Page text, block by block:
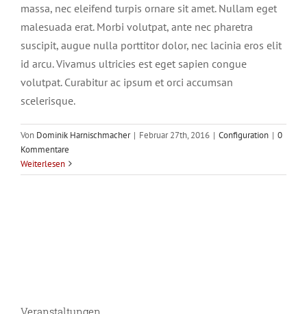
massa, nec eleifend turpis ornare sit amet. Nullam eget
malesuada erat. Morbi volutpat, ante nec pharetra
suscipit, augue nulla porttitor dolor, nec lacinia eros elit
id arcu. Vivamus ultricies est eget sapien congue
volutpat. Curabitur ac ipsum et orci accumsan
scelerisque.
Von Dominik Harnischmacher | Februar 27th, 2016 | Configuration | 0
Kommentare
Weiterlesen
Veranstaltungen